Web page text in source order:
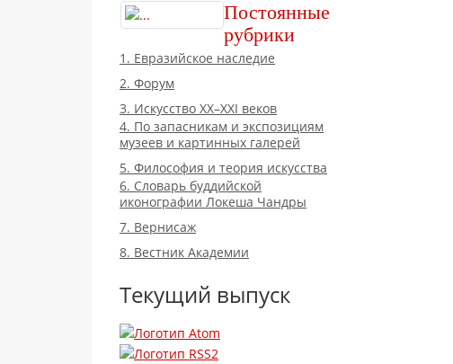
Постоянные
рубрики
1. Евразийское наследие
2. Форум
3. Искусство XX–XXI веков
4. По запасникам и экспозициям
музеев и картинных галерей
5. Философия и теория искусства
6. Словарь буддийской
иконографии Локеша Чандры
7. Вернисаж
8. Вестник Академии
Текущий выпуск